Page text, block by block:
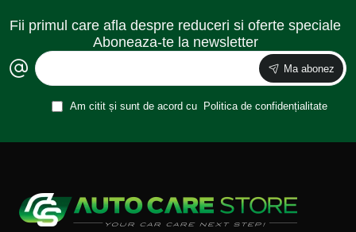
Fii primul care afla despre reduceri si oferte speciale
Aboneaza-te la newsletter
Ma abonez
Am citit și sunt de acord cu Politica de confidențialitate